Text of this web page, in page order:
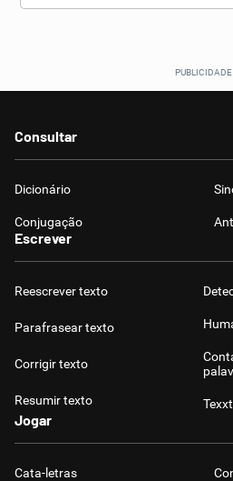
Consultar
Dicionário
Conjugação
Escrever
Reescrever texto
Parafrasear texto
Corrigir texto
Resumir texto
Jogar
Cata-letras